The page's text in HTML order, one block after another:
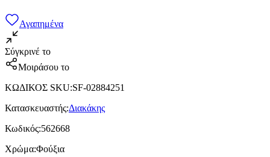
Αγαπημένα
Σύγκρινέ το
Μοιράσου το
ΚΩΔΙΚΟΣ SKU:SF-02884251
Κατασκευαστής:Διακάκης
Κωδικός:562668
Χρώμα:Φούξια